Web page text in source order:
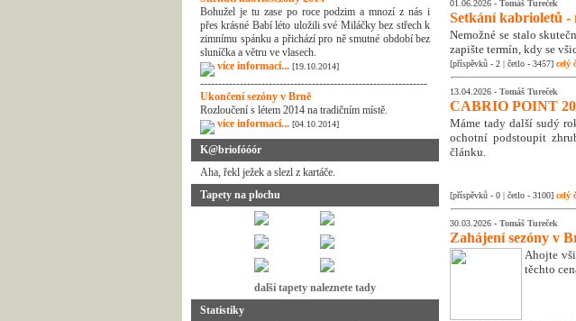
Bohužel je tu zase po roce podzim a mnozí z nás i
přes krásné Babí léto uložili své Miláčky bez střech k
zimnímu spánku a přichází pro ně smutné období bez
sluníčka a větru ve vlasech.
více informací... [19.10.2014]
---------------------------------------------------------------
Ukončení sezóny v Brně
Rozloučení s létem 2014 na tradičním místě.
více informací... [04.10.2014]
K@briofóóór
Aha, řekl ježek a slezl z kartáče.
Tapety na plochu
další tapety naleznete tady
Statistiky
01.06.2026 - Tomáš Tureček
Setkání kabrioletů -
Nemožné se stalo
zapište termín, kdy se
[příspěvků - 2 | četlo - 3457] celý
13.04.2026 - Tomáš Tureček
CABRIO POINT
Máme tady další sudý
ochotní podstoupit
článku.
[příspěvků - 0 | četlo - 3100] celý
30.03.2026 - Tomáš Tureček
Zahájení sezóny v
Ahojte
těchto